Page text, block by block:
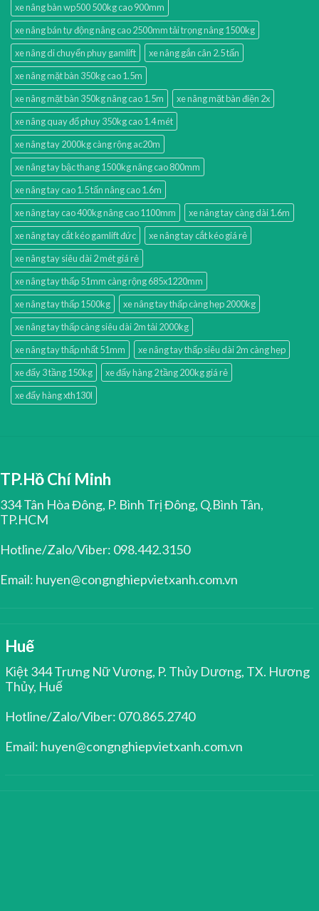
xe nâng bàn wp500 500kg cao 900mm
xe nâng bán tự động nâng cao 2500mm tải trọng nâng 1500kg
xe nâng di chuyển phuy gamlift
xe nâng gắn cân 2.5 tấn
xe nâng mặt bàn 350kg cao 1.5m
xe nâng mặt bàn 350kg nâng cao 1.5m
xe nâng mặt bàn điện 2x
xe nâng quay đổ phuy 350kg cao 1.4 mét
xe nâng tay 2000kg càng rộng ac20m
xe nâng tay bậc thang 1500kg nâng cao 800mm
xe nâng tay cao 1.5 tấn nâng cao 1.6m
xe nâng tay cao 400kg nâng cao 1100mm
xe nâng tay càng dài 1.6m
xe nâng tay cắt kéo gamlift đức
xe nâng tay cắt kéo giá rẻ
xe nâng tay siêu dài 2 mét giá rẻ
xe nâng tay thấp 51mm càng rộng 685x1220mm
xe nâng tay thấp 1500kg
xe nâng tay thấp càng hẹp 2000kg
xe nâng tay thấp càng siêu dài 2m tải 2000kg
xe nâng tay thấp nhất 51mm
xe nâng tay thấp siêu dài 2m càng hẹp
xe đẩy 3 tầng 150kg
xe đẩy hàng 2 tầng 200kg giá rẻ
xe đẩy hàng xth130l
TP.Hồ Chí Minh
334 Tân Hòa Đông, P. Bình Trị Đông, Q.Bình Tân,
TP.HCM
Hotline/Zalo/Viber: 098.442.3150
Email: huyen@congnghiepvietxanh.com.vn
Huế
Kiệt 344 Trưng Nữ Vương, P. Thủy Dương, TX. Hương
Thủy, Huế
Hotline/Zalo/Viber: 070.865.2740
Email: huyen@congnghiepvietxanh.com.vn